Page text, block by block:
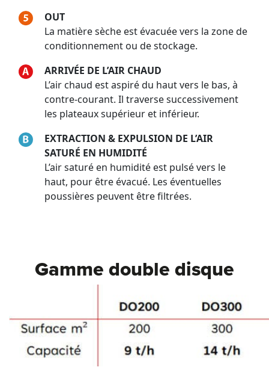
OUT
La matière sèche est évacuée vers la zone de
conditionnement ou de stockage.
ARRIVÉE DE L’AIR CHAUD
L’air chaud est aspiré du haut vers le bas, à
contre-courant. Il traverse successivement
les plateaux supérieur et inférieur.
EXTRACTION & EXPULSION DE L’AIR
SATURÉ EN HUMIDITÉ
L’air saturé en humidité est pulsé vers le
haut, pour être évacué. Les éventuelles
poussières peuvent être filtrées.
Gamme double disque